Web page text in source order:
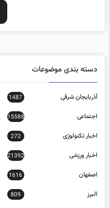
دسته بندی موضوعات
آذربایجان شرقی 1487
اجتماعی 15588
اخبار تکنولوژی 272
اخبار ورزشی 21392
اصفهان 1616